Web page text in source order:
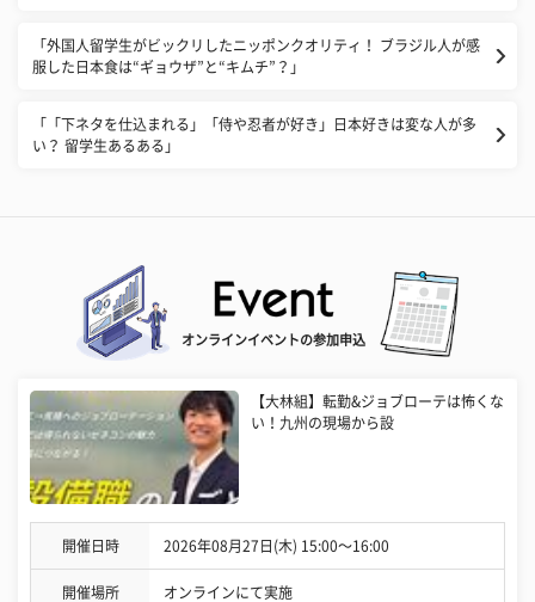
「外国人留学生がビックリしたニッポンクオリティ！ ブラジル人が感
服した日本食は“ギョウザ”と“キムチ”？」
「「下ネタを仕込まれる」「侍や忍者が好き」日本好きは変な人が多
い？ 留学生あるある」
オンラインイベントの参加申込
【大林組】転勤&ジョブローテは怖くな
い！九州の現場から設
開催日時 2026年08月27日(木) 15:00〜16:00
開催場所 オンラインにて実施